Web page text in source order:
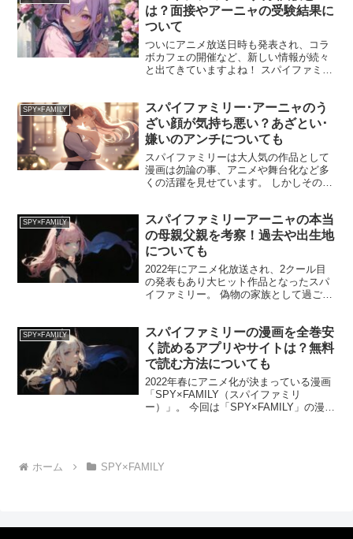
は？面接やアーニャの受験結果に
ついて
ついにアニメ放送日時も発表され、コラ
ボカフェの開催など、新しい情報が続々
と出てきていますよね！ スパイファミリ
は、原作序盤の大きな山場でありフォー
ジャー家結成のきっか...
SPY×FAMILY
スパイファミリー･アーニャのう
ざい顔が気持ち悪い？あざとい･
嫌いのアンチについても
スパイファミリーは大人気の作品として
漫画は勿論の事、アニメや舞台化など多
くの活躍を見せています。 しかしその分
い顔が気持ち悪い？と、アーニャの特徴
でもある変顔があざと...
SPY×FAMILY
スパイファミリーアーニャの本当
の母親父親を考察！過去や出生地
についても
2022年にアニメ化放送され、2クール目
の発表もあり大ヒット作品となったスパ
イファミリー。 偽物の家族として過ごし
にしながら家族を演じている。 その中で
も「可愛いすぎる...
SPY×FAMILY
スパイファミリーの漫画を全巻安
く読めるアプリやサイトは？無料
で読む方法についても
2022年春にアニメ化が決まっている漫画
「SPY×FAMILY（スパイファミリ
ー）」。 今回は「SPY×FAMILY」の漫画
ホーム SPY×FAMILY